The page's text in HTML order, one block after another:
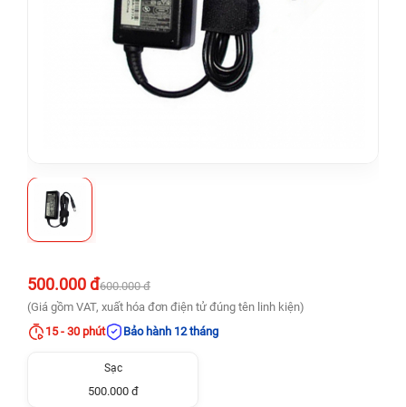
500.000 đ600.000 đ
(Giá gồm VAT, xuất hóa đơn điện tử đúng tên linh kiện)
15 - 30 phút
Bảo hành 12 tháng
Sạc
500.000 đ